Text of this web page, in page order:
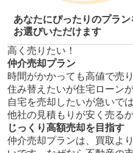
あなたにぴったりのプラン
お選びいただけます
高く売りたい！
仲介売却プラン
時間がかかっても高値で売
住み替えたいが住宅ローン
自宅を売却したいが急いで
他社の見積もりが安く売る
じっくり高額売却を目指す
仲介売却プランは、買取よ